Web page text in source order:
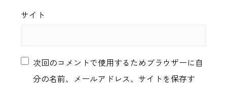
サイト
次回のコメントで使用するためブラウザーに自
分の名前、メールアドレス、サイトを保存す